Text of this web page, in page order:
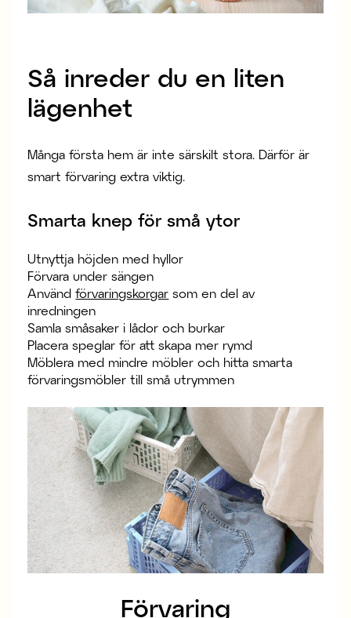
Så inreder du en liten
lägenhet
Många första hem är inte särskilt stora. Därför är
smart förvaring extra viktig.
Smarta knep för små ytor
Utnyttja höjden med hyllor
Förvara under sängen
Användförvaringskorgar som en del av
inredningen
Samla småsaker i lådor och burkar
Placera speglar för att skapa mer rymd
Möblera med mindre möbler och hitta smarta
förvaringsmöbler till små utrymmen
Förvaring